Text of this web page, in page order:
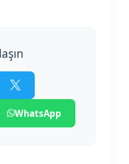
WhatsApp